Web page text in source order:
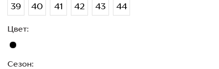
39 40 41 42 43 44
Цвет:
Сезон: